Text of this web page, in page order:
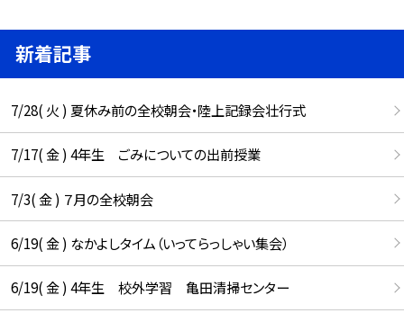
新着記事
7/28( 火 ) 夏休み前の全校朝会・陸上記録会壮行式
7/17( 金 ) 4年生 ごみについての出前授業
7/3( 金 ) ７月の全校朝会
6/19( 金 ) なかよしタイム（いってらっしゃい集会）
6/19( 金 ) 4年生 校外学習 亀田清掃センター